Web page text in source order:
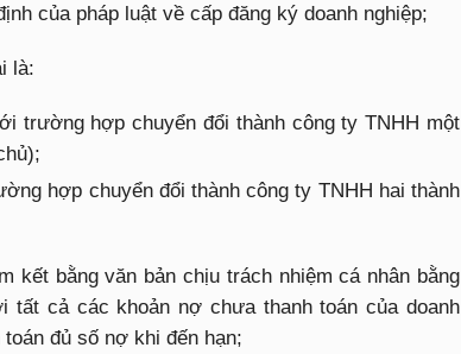
của pháp luật về cấp đăng ký doanh nghiệp;
là:
trường hợp chuyển đổi thành công ty TNHH một
hợp chuyển đổi thành công ty TNHH hai thành
kết bằng văn bản chịu trách nhiệm cá nhân bằng
tất cả các khoản nợ chưa thanh toán của doanh
đủ số nợ khi đến hạn;